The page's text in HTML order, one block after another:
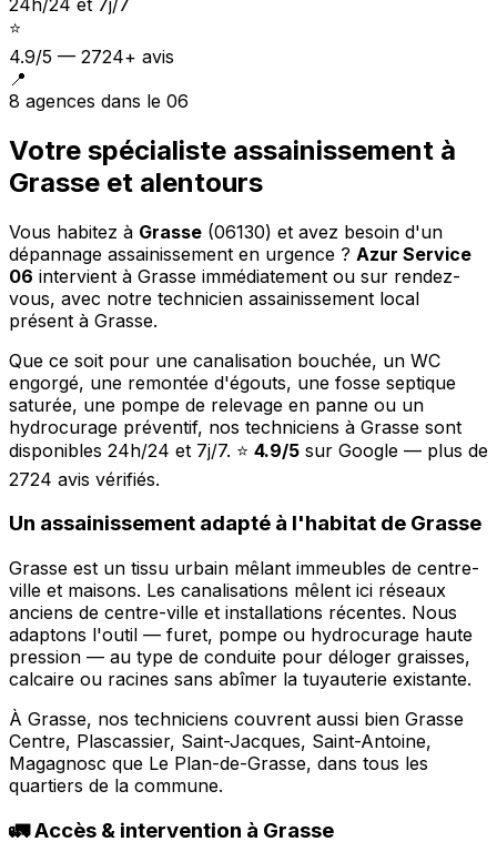
⭐
4.9/5 — 2724+ avis
📍
8 agences dans le 06
Votre spécialiste assainissement à
Grasse et alentours
Vous habitez à Grasse (06130) et avez besoin d'un
dépannage assainissement en urgence ? Azur Service
06 intervient à Grasse immédiatement ou sur rendez-
vous, avec notre technicien assainissement local
présent à Grasse.
Que ce soit pour une canalisation bouchée, un WC
engorgé, une remontée d'égouts, une fosse septique
saturée, une pompe de relevage en panne ou un
hydrocurage préventif, nos techniciens à Grasse sont
disponibles 24h/24 et 7j/7. ⭐ 4.9/5 sur Google — plus de
2724 avis vérifiés.
Un assainissement adapté à l'habitat de Grasse
Grasse est un tissu urbain mêlant immeubles de centre-
ville et maisons. Les canalisations mêlent ici réseaux
anciens de centre-ville et installations récentes. Nous
adaptons l'outil — furet, pompe ou hydrocurage haute
pression — au type de conduite pour déloger graisses,
calcaire ou racines sans abîmer la tuyauterie existante.
À Grasse, nos techniciens couvrent aussi bien Grasse
Centre, Plascassier, Saint-Jacques, Saint-Antoine,
Magagnosc que Le Plan-de-Grasse, dans tous les
quartiers de la commune.
🚛 Accès & intervention à Grasse